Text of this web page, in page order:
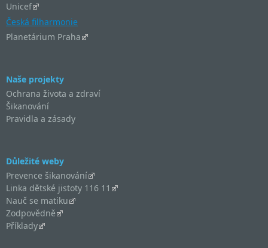
Unicef
Česká filharmonie
Planetárium Praha
Naše projekty
Ochrana života a zdraví
Šikanování
Pravidla a zásady
Důležité weby
Prevence šikanování
Linka dětské jistoty 116 11
Nauč se matiku
Zodpovědně
Příklady